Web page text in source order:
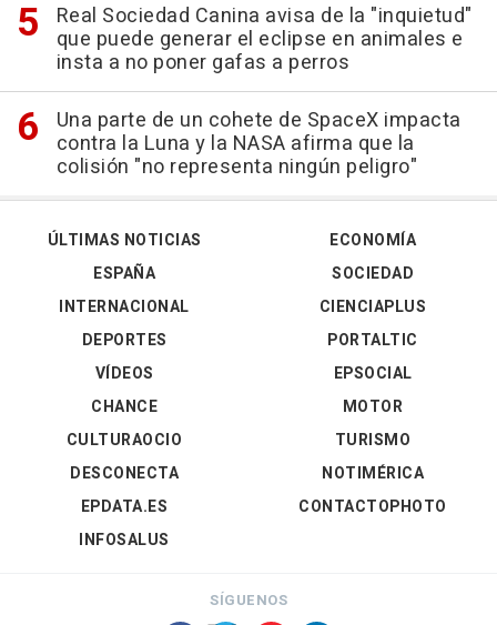
Real Sociedad Canina avisa de la "inquietud"
que puede generar el eclipse en animales e
insta a no poner gafas a perros
Una parte de un cohete de SpaceX impacta
contra la Luna y la NASA afirma que la
colisión "no representa ningún peligro"
ÚLTIMAS NOTICIAS
ESPAÑA
INTERNACIONAL
DEPORTES
VÍDEOS
ECONOMÍA
SOCIEDAD
CIENCIAPLUS
PORTALTIC
EPSOCIAL
CHANCE
CULTURAOCIO
DESCONECTA
EPDATA.ES
INFOSALUS
MOTOR
TURISMO
NOTIMÉRICA
CONTACTOPHOTO
SÍGUENOS